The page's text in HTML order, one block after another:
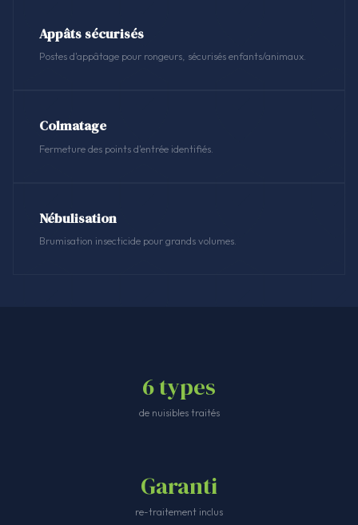
Appâts sécurisés
Postes d'appâtage pour rongeurs, sécurisés enfants/animaux.
Colmatage
Fermeture des points d'entrée identifiés.
Nébulisation
Brumisation insecticide pour grands volumes.
6 types
de nuisibles traités
Garanti
re-traitement inclus